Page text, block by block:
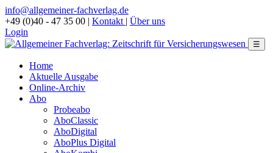
info@allgemeiner-fachverlag.de
+49 (0)40 - 47 35 00 | Kontakt | Über uns
Login
☰
Home
Aktuelle Ausgabe
Online-Archiv
Abo
Probeabo
AboClassic
AboDigital
AboPlus Digital